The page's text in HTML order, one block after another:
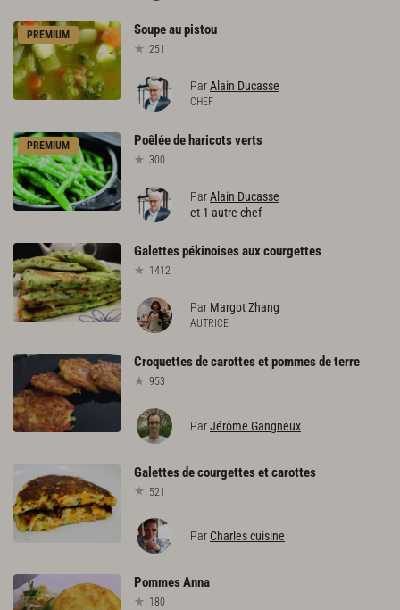
PREMIUM Soupeaupistou
251
ParAlain Ducasse
CHEF
PREMIUM Poêléede haricotsverts
300
ParAlain Ducasse
et 1 autre chef
Galettespékinoisesauxcourgettes
1412
Par Margot Zhang
AUTRICE
Croquettesdecarottesetpommesdeterre
953
ParJérôme Gangneux
Galettesdecourgettesetcarottes
521
Par Charles cuisine
PommesAnna
180